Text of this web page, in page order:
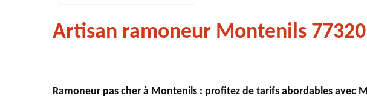
Artisan ramoneur Montenils 77320
Ramoneur pas cher à Montenils : profitez de tarifs abordables avec